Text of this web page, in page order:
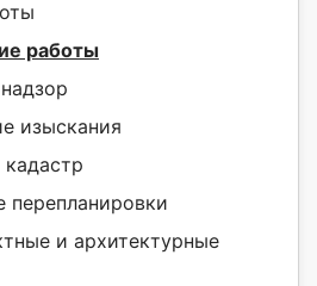
работы
изыскания
перепланировки
и архитектурные